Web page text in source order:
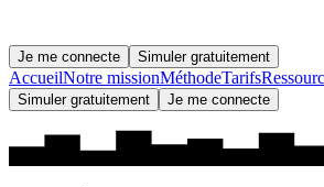
Je me connecte Simuler gratuitement
AccueilNotre missionMéthodeTarifs
Simuler gratuitement Je me connecte